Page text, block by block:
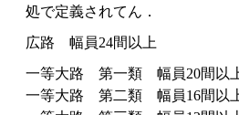
処で定義されてん．
広路 幅員24間以上
一等大路 第一類 幅員20間以
一等大路 第二類 幅員16間以